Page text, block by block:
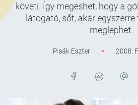
követi. Így megeshet, hogy a
látogató, sőt, akár
meglephet.
Pisák Eszter 2008.